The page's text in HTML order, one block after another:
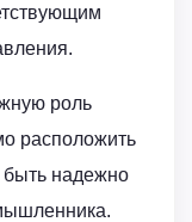
роль
расположить
быть надежно